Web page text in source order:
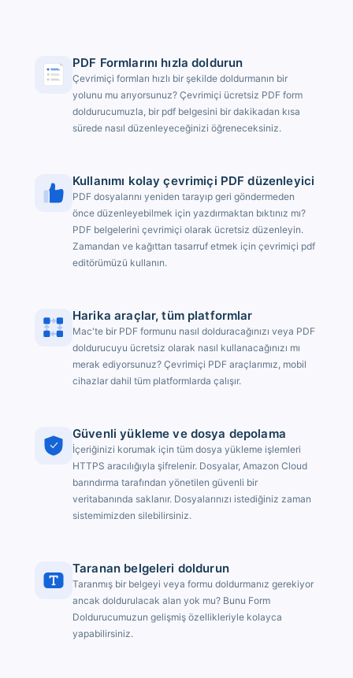
PDF Formlarını hızla doldurun
Çevrimiçi formları hızlı bir şekilde doldurmanın bir
yolunu mu arıyorsunuz? Çevrimiçi ücretsiz PDF form
doldurucumuzla, bir pdf belgesini bir dakikadan kısa
sürede nasıl düzenleyeceğinizi öğreneceksiniz.
Kullanımı kolay çevrimiçi PDF düzenleyici
PDF dosyalarını yeniden tarayıp geri göndermeden
önce düzenleyebilmek için yazdırmaktan bıktınız mı?
PDF belgelerini çevrimiçi olarak ücretsiz düzenleyin.
Zamandan ve kağıttan tasarruf etmek için çevrimiçi pdf
editörümüzü kullanın.
Harika araçlar, tüm platformlar
Mac'te bir PDF formunu nasıl dolduracağınızı veya PDF
doldurucuyu ücretsiz olarak nasıl kullanacağınızı mı
merak ediyorsunuz? Çevrimiçi PDF araçlarımız, mobil
cihazlar dahil tüm platformlarda çalışır.
Güvenli yükleme ve dosya depolama
İçeriğinizi korumak için tüm dosya yükleme işlemleri
HTTPS aracılığıyla şifrelenir. Dosyalar, Amazon Cloud
barındırma tarafından yönetilen güvenli bir
veritabanında saklanır. Dosyalarınızı istediğiniz zaman
sistemimizden silebilirsiniz.
Taranan belgeleri doldurun
Taranmış bir belgeyi veya formu doldurmanız gerekiyor
ancak doldurulacak alan yok mu? Bunu Form
Doldurucumuzun gelişmiş özellikleriyle kolayca
yapabilirsiniz.